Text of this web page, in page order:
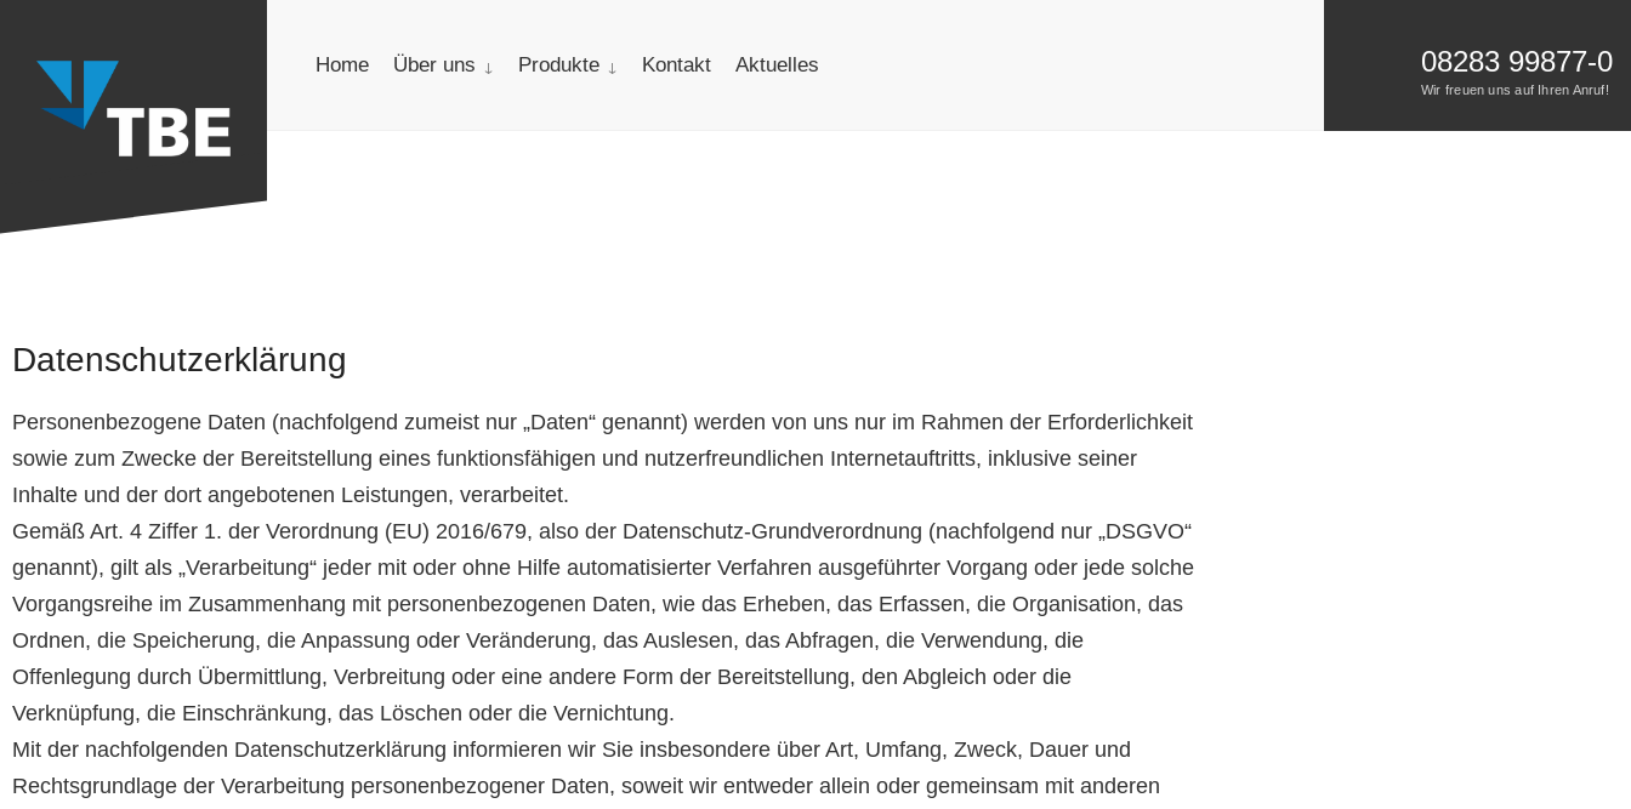
Home Über uns Produkte Kontakt Aktuelles 08283 99877-0
Wir freuen uns auf Ihren Anruf!
Datenschutzerklärung
Personenbezogene Daten (nachfolgend zumeist nur „Daten“ genannt) werden von uns nur im Rahmen der Erforderlichkeit
sowie zum Zwecke der Bereitstellung eines funktionsfähigen und nutzerfreundlichen Internetauftritts, inklusive seiner
Inhalte und der dort angebotenen Leistungen, verarbeitet.
Gemäß Art. 4 Ziffer 1. der Verordnung (EU) 2016/679, also der Datenschutz-Grundverordnung (nachfolgend nur „DSGVO“
genannt), gilt als „Verarbeitung“ jeder mit oder ohne Hilfe automatisierter Verfahren ausgeführter Vorgang oder jede solche
Vorgangsreihe im Zusammenhang mit personenbezogenen Daten, wie das Erheben, das Erfassen, die Organisation, das
Ordnen, die Speicherung, die Anpassung oder Veränderung, das Auslesen, das Abfragen, die Verwendung, die
Offenlegung durch Übermittlung, Verbreitung oder eine andere Form der Bereitstellung, den Abgleich oder die
Verknüpfung, die Einschränkung, das Löschen oder die Vernichtung.
Mit der nachfolgenden Datenschutzerklärung informieren wir Sie insbesondere über Art, Umfang, Zweck, Dauer und
Rechtsgrundlage der Verarbeitung personenbezogener Daten, soweit wir entweder allein oder gemeinsam mit anderen